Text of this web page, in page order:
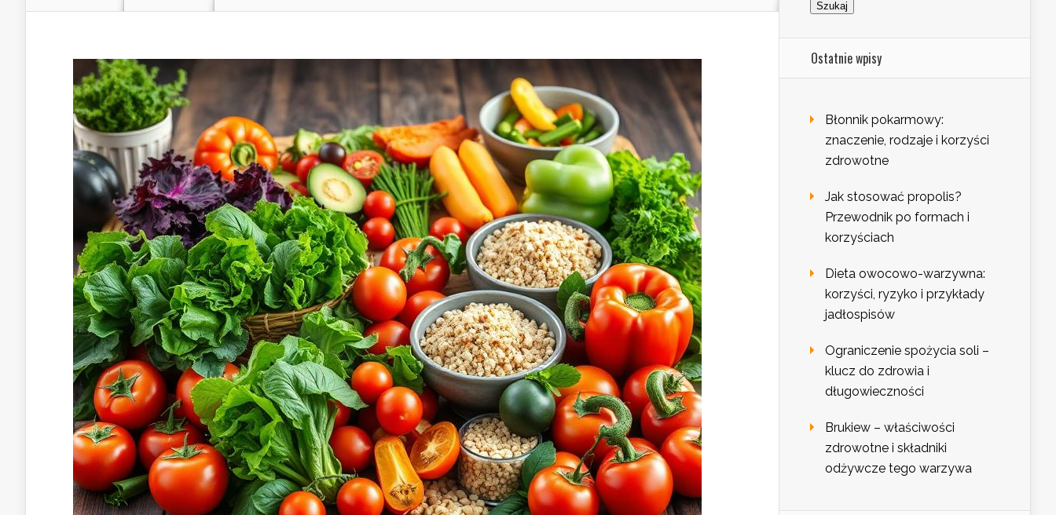
Ostatnie wpisy
Błonnik pokarmowy:
znaczenie, rodzaje i korzyści
zdrowotne
Jak stosować propolis?
Przewodnik po formach i
korzyściach
Dieta owocowo-warzywna:
korzyści, ryzyko i przykłady
jadłospisów
Ograniczenie spożycia soli –
klucz do zdrowia i
długowieczności
Brukiew – właściwości
zdrowotne i składniki
odżywcze tego warzywa